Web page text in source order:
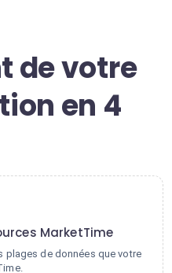
de votre
en 4
MarketTime
plages de données que votre